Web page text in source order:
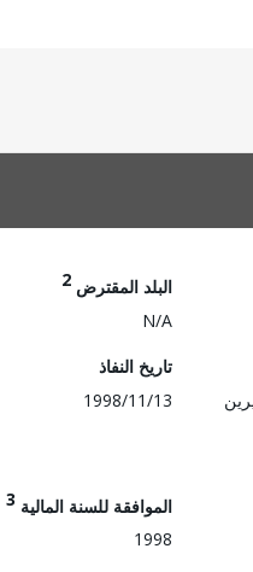
البلد المقترض 2
N/A
تاريخ النفاذ
1998/11/13
الموافقة للسنة المالية 3
1998